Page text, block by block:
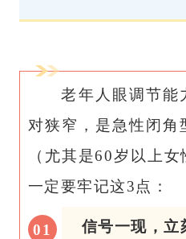
老年人 眼调节能
对狭窄，是急性闭角
（尤其是60岁以上
一定要牢记这3点：
01 信号一现，立